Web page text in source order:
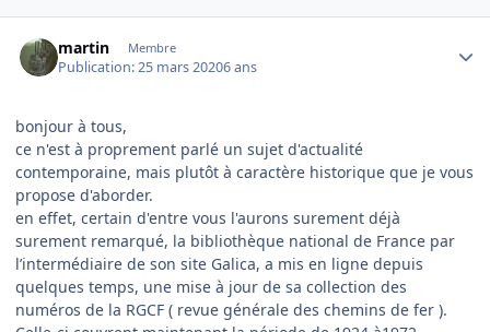
martin Membre
Publication:25 mars 20206 ans
bonjour à tous,
ce n'est à proprement parlé un sujet d'actualité
contemporaine, mais plutôt à caractère historique que je vous
propose d'aborder.
en effet, certain d'entre vous l'aurons surement déjà
surement remarqué, la bibliothèque national de France par
l’intermédiaire de son site Galica, a mis en ligne depuis
quelques temps, une mise à jour de sa collection des
numéros de la RGCF ( revue générale des chemins de fer ).